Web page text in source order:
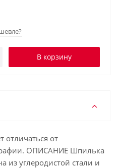
В корзину
от
ОПИСАНИЕ Шпилька
из углеродистой стали и